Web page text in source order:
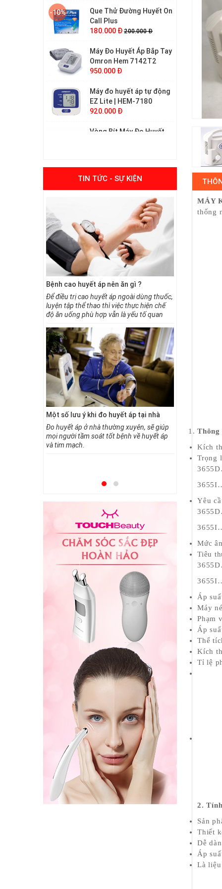
Call Plus
180.000 Đ
Omron Hem 7142T2
950.000 Đ
EZ Lite | HEM-7180
920.000 Đ
Áp Bắp Tay Omron size S
Cao Cấp Omron HEM-
7280T Bluetooth
2.800.000 Đ 3.100.000 Đ
TIN TỨC - SỰ KIỆN
Bệnh cao huyết áp nên ăn gì ?
Để điều trị cao huyết áp ngoài dùng thuốc,
luyện tập thể thao thì việc thực hiện chế
độ ăn uống phù hợp vẫn là yếu tố quan
chóng. Tuân thủ việc ăn uống và kết hợp
uống thuốc đều đặn sẽ giúp bạn duy trì
được huyết áp ở mức bình thường, theo
các chuyên gia những người cao huyết áp
nên tăng cường bổ sung các loại thực
phẩm sau đây:
Một số lưu ý khi đo huyết áp tại nhà
Đo huyết áp ở nhà thường xuyên, sẽ giúp
mọi người tầm soát tốt bệnh về huyết áp
và tim mạch.
nên ăn gì?
Để chữa
pháp
chọn một
thể thiếu
huyết áp
MÁY
thống
Thông
Kích
Trọng
Yêu
Mức
Tiêu
Áp
Máy
Phạm
Áp
Thể
Kích
Tỉ lệ
2.
Sản
Thiết
Dễ
Áp
Là